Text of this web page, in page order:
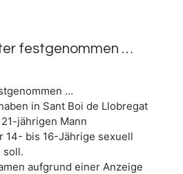
festgenommen …
…
in Sant Boi de Llobregat
jährigen Mann
14- bis 16-Jährige sexuell
soll.
aufgrund einer Anzeige